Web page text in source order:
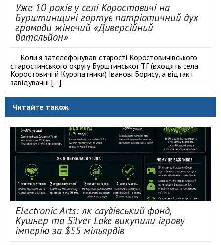
Уже 10 років у селі Коростовичі на
Бурштинщині гартує патріотичний дух
громади жіночий «Диверсійний
батальйон»
Коли я зателефонував старості Коростовичівського
старостинського округу Бурштинської ТГ (входять села
Коростовичі й Куропатники) Іванові Борису, а відтак і
завідувачці […]
Читайте також
Electronic Arts: як саудівський фонд,
Кушнер та Silver Lake викупили ігрову
імперію за $55 мільярдів